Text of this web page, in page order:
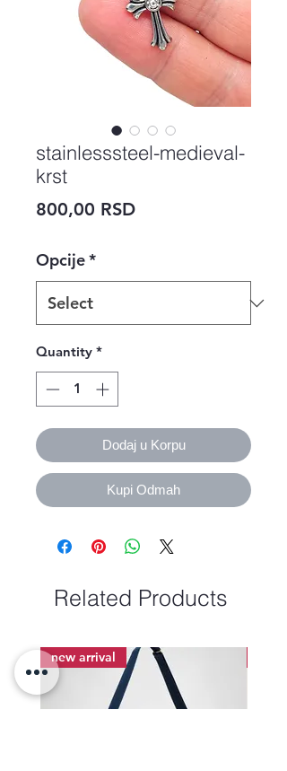
stainlesssteel-medieval-
krst
800,00 RSDPrice
Opcije*
Quantity *
Dodaj u Korpu
Kupi Odmah
Related Products
new arrival